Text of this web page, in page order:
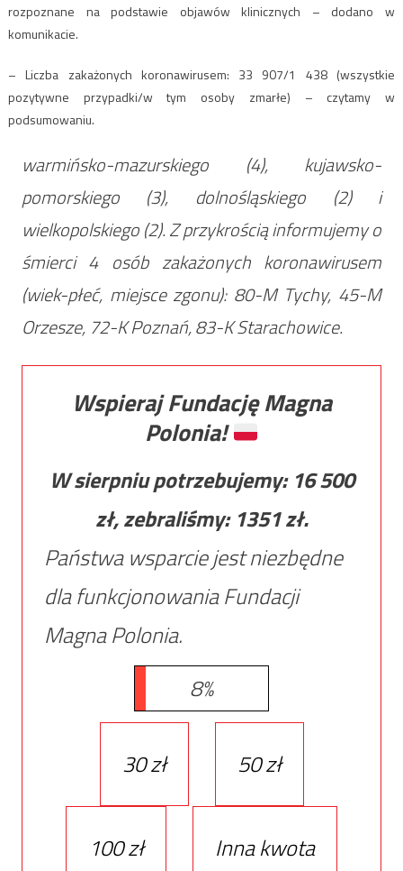
rozpoznane na podstawie objawów klinicznych – dodano w
komunikacie.
– Liczba zakażonych koronawirusem: 33 907/1 438 (wszystkie
pozytywne przypadki/w tym osoby zmarłe) – czytamy w
podsumowaniu.
warmińsko-mazurskiego (4), kujawsko-
pomorskiego (3), dolnośląskiego (2) i
wielkopolskiego (2). Z przykrością informujemy o
śmierci 4 osób zakażonych koronawirusem
(wiek-płeć, miejsce zgonu): 80-M Tychy, 45-M
Orzesze, 72-K Poznań, 83-K Starachowice.
Wspieraj Fundację Magna
Polonia!
W sierpniu potrzebujemy: 16 500
zł, zebraliśmy: 1351zł.
Państwa wsparcie jest niezbędne
dla funkcjonowania Fundacji
Magna Polonia.
8%
30 zł 50 zł
100 zł Inna kwota